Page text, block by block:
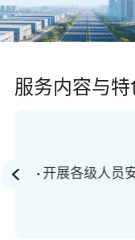
关于佳保
服务内容与特
开展各级人员安